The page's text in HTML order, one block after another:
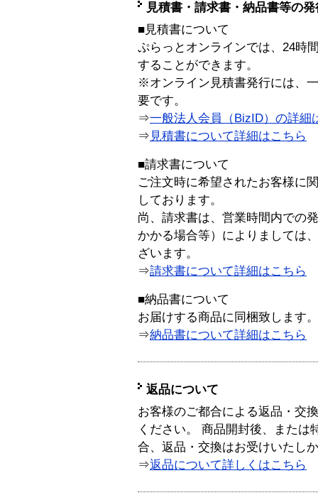
見積書・請求書・納品書等の
■見積書について
ぷらっとオンラインでは、24時
することができます。
※オンライン見積書発行には、
要です。
⇒一般法人会員（BizID）の詳細
⇒ 見積書について詳細はこちら
■請求書について
ご注文時に希望されたお客様に
しております。
尚、請求書は、営業時間内での
かかる場合等）によりましては
ざいます。
⇒請求書について詳細はこちら
■納品書について
お届けする商品に同梱致します。
⇒納品書について詳細はこちら
返品について
お客様のご都合による返品・交
ください。 商品開封後、または
合、返品・交換はお受けいたし
⇒返品について詳しくはこちら